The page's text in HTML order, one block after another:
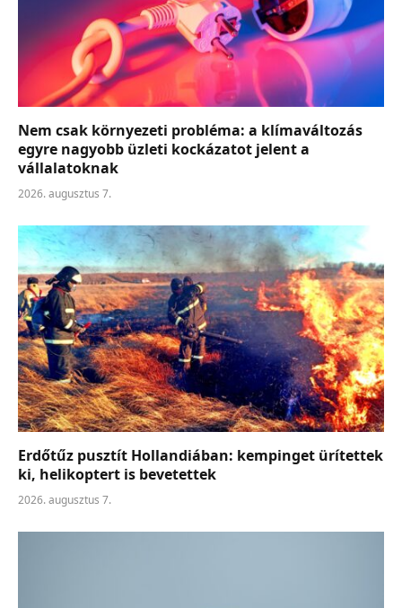
Nem csak környezeti probléma: a klímaváltozás
egyre nagyobb üzleti kockázatot jelent a
vállalatoknak
2026. augusztus 7.
Erdőtűz pusztít Hollandiában: kempinget ürítettek
ki, helikoptert is bevetettek
2026. augusztus 7.